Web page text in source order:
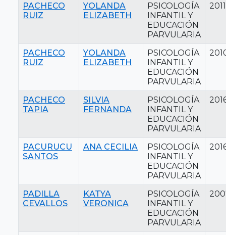
PACHECO
RUIZ
YOLANDA
ELIZABETH
PSICOLOGÍA
INFANTIL Y
EDUCACIÓN
PARVULARIA
2011
PACHECO
RUIZ
YOLANDA
ELIZABETH
PSICOLOGÍA
INFANTIL Y
EDUCACIÓN
PARVULARIA
PACHECO
TAPIA
SILVIA
FERNANDA
PSICOLOGÍA
INFANTIL Y
EDUCACIÓN
PARVULARIA
PACURUCU
SANTOS
ANA CECILIA
PSICOLOGÍA
INFANTIL Y
EDUCACIÓN
PARVULARIA
PADILLA
CEVALLOS
KATYA
VERONICA
PSICOLOGÍA
INFANTIL Y
EDUCACIÓN
PARVULARIA